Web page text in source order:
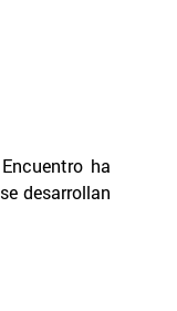
ha
desarrollan